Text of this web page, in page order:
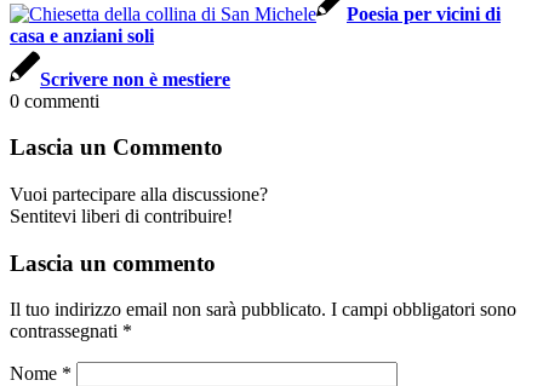
Poesia per vicini di
casa e anziani soli
Scrivere non è mestiere
0 commenti
Lascia un Commento
Vuoi partecipare alla discussione?
Sentitevi liberi di contribuire!
Lascia un commento
Il tuo indirizzo email non sarà pubblicato. I campi obbligatori sono
contrassegnati *
Nome *